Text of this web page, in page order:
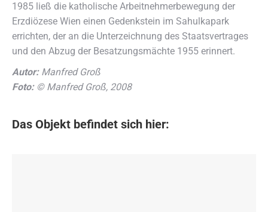
1985 ließ die katholische Arbeitnehmerbewegung der
Erzdiözese Wien einen Gedenkstein im Sahulkapark
errichten, der an die Unterzeichnung des Staatsvertrages
und den Abzug der Besatzungsmächte 1955 erinnert.
Autor:Manfred Groß
Foto:© Manfred Groß, 2008
Das Objekt befindet sich hier: